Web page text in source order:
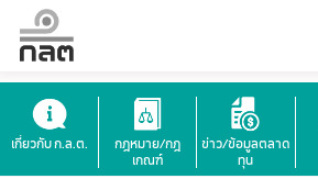
เกี่ยวกับ ก.ล.ต.
กฎหมาย/กฎ
เกณฑ์
ข่าว/ข้อมูลตลาด
ทุน